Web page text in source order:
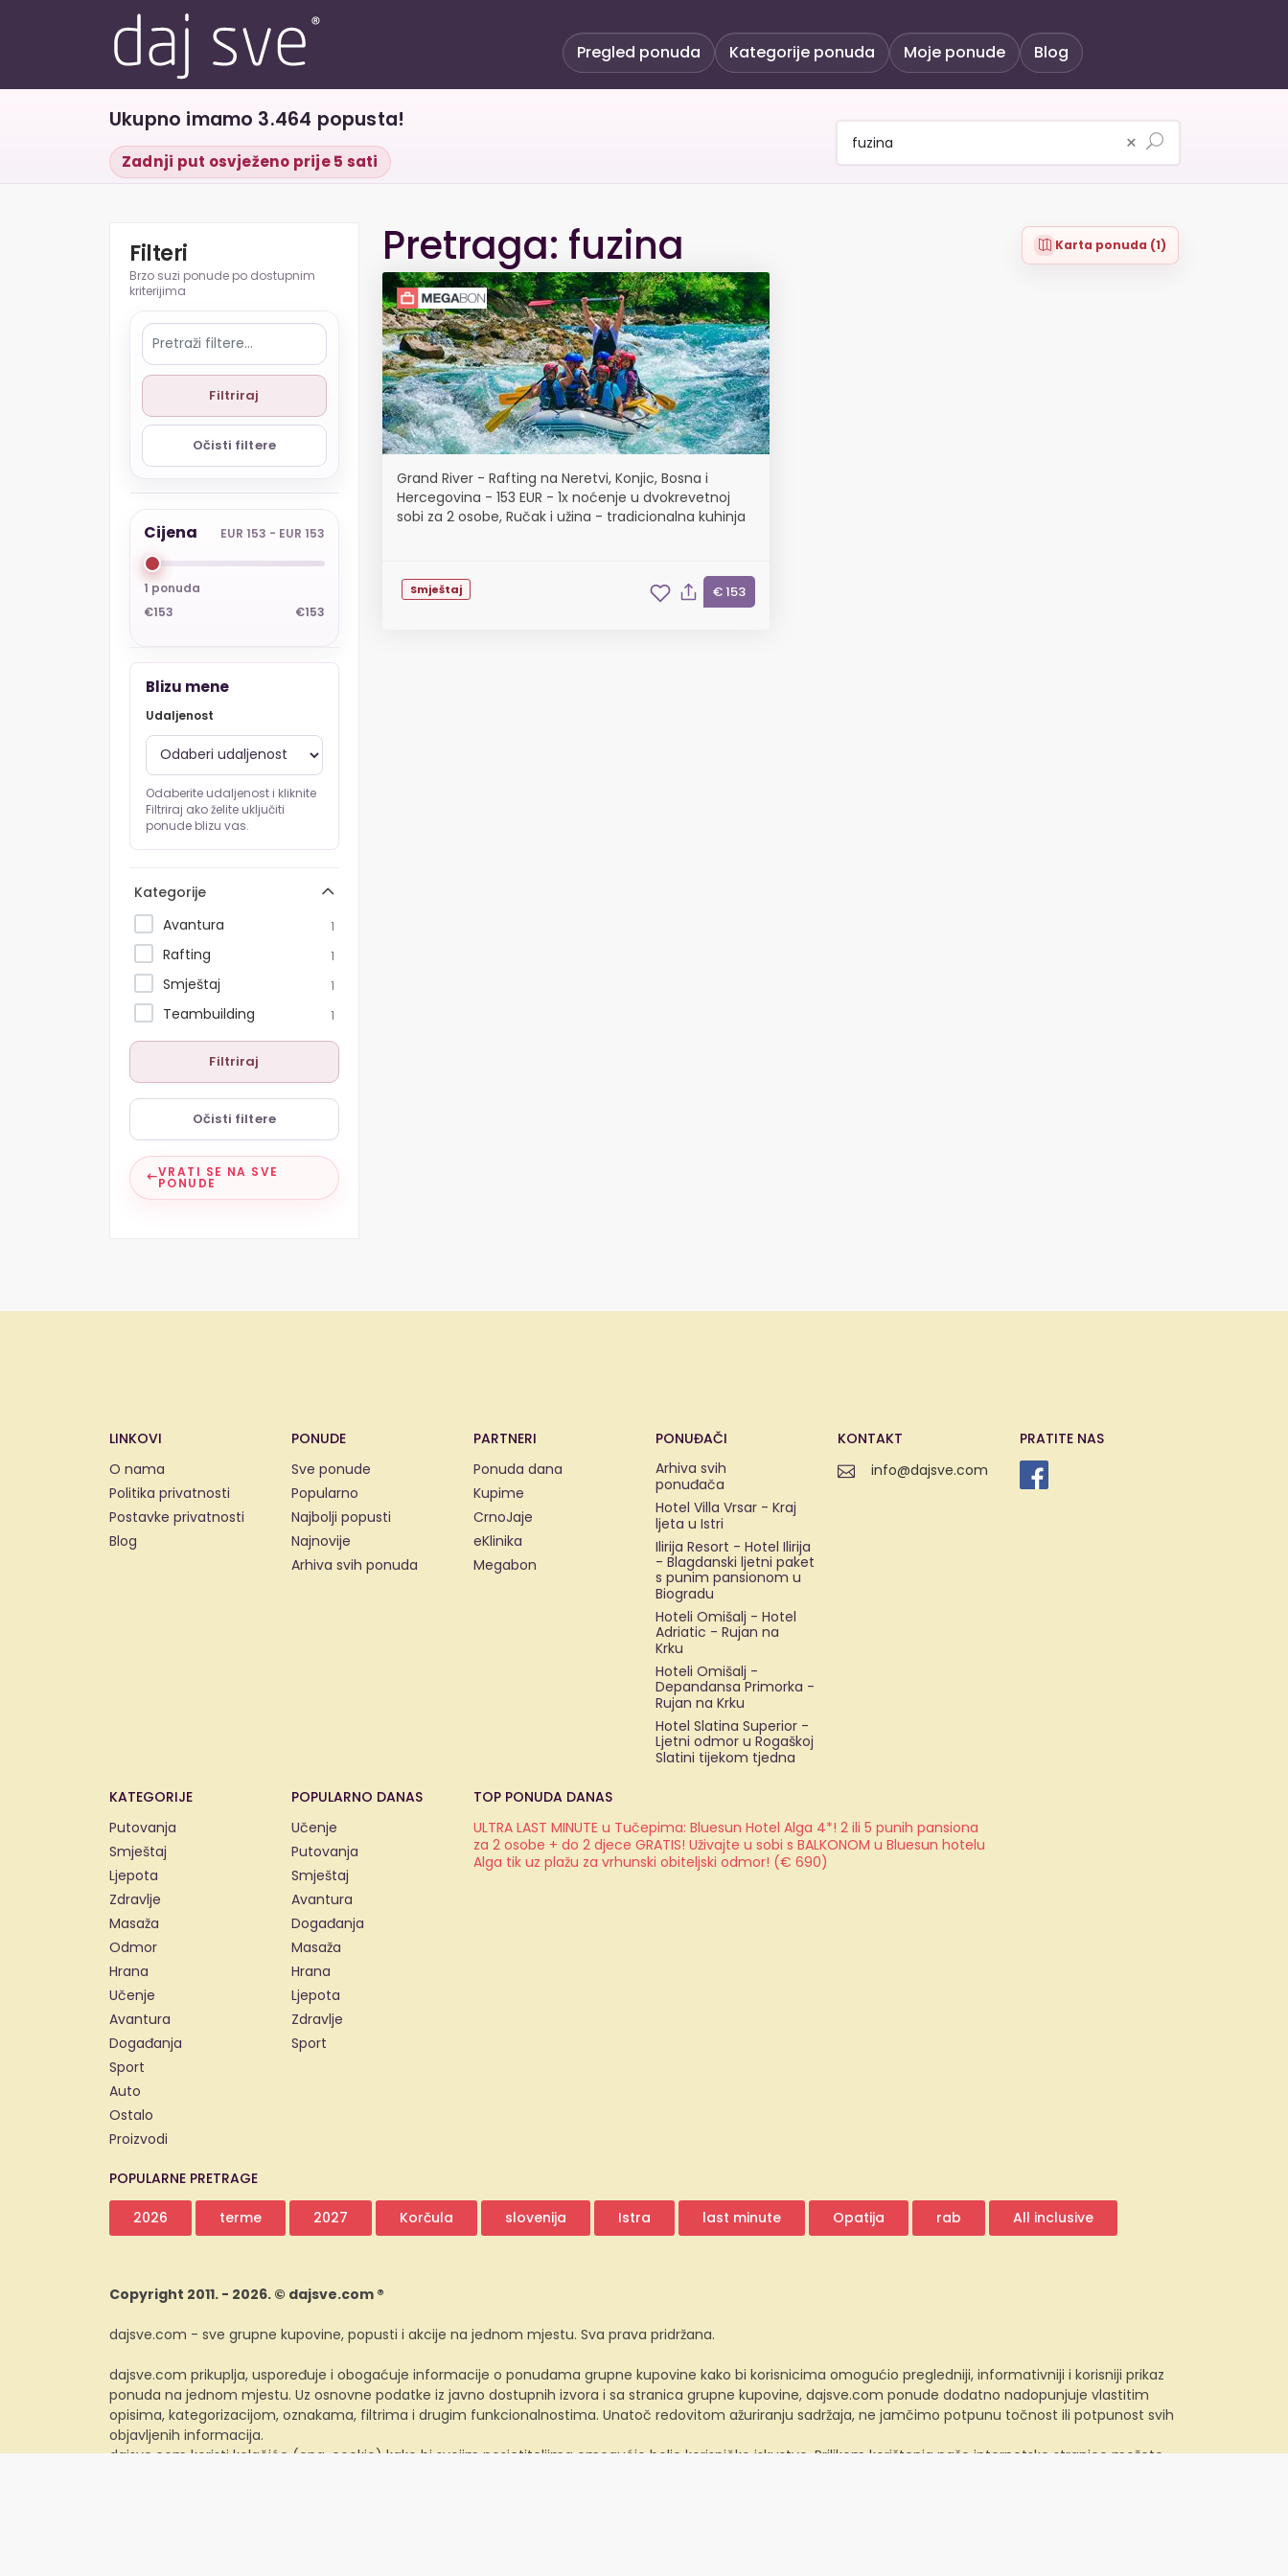
Pregled ponuda Kategorije ponuda Moje ponude Blog
Ukupno imamo 3.464 popusta!
Zadnji put osvježeno prije 5 sati
×
Filteri
Filtriraj
Očisti filtere
Cijena EUR 153 - EUR 153
1 ponuda
€153
€153
Blizu mene
Udaljenost
Odaberite udaljenost i kliknite
Filtriraj ako želite uključiti
ponude blizu vas.
Kategorije
Avantura
1
Rafting 1
Smještaj 1
Teambuilding 1
Filtriraj
Očisti filtere
VRATI SE NA SVE
PONUDE
Pretraga: fuzina Karta ponuda (1)
Grand River - Rafting na Neretvi, Konjic, Bosna i
Hercegovina - 153 EUR - 1x noćenje u dvokrevetnoj
sobi za 2 osobe, Ručak i užina - tradicionalna kuhinja
Smještaj € 153
LINKOVI
O nama
Politika privatnosti
Postavke privatnosti
Blog
PONUDE
Sve ponude
Popularno
Najbolji popusti
Najnovije
Arhiva svih ponuda
PARTNERI
Ponuda dana
Kupime
CrnoJaje
eKlinika
Megabon
PONUĐAČI
Arhiva svih
ponuđača
Hotel Villa Vrsar - Kraj
ljeta u Istri
Ilirija Resort - Hotel Ilirija
- Blagdanski ljetni paket
s punim pansionom u
Biogradu
Hoteli Omišalj - Hotel
Adriatic - Rujan na
Krku
Hoteli Omišalj -
Depandansa Primorka -
Rujan na Krku
Hotel Slatina Superior -
Ljetni odmor u Rogaškoj
Slatini tijekom tjedna
KONTAKT
info@dajsve.com
PRATITE NAS
KATEGORIJE
Putovanja
Smještaj
Ljepota
Zdravlje
Masaža
Odmor
Hrana
Učenje
Avantura
Događanja
Sport
Auto
Ostalo
Proizvodi
POPULARNO DANAS
Učenje
Putovanja
Smještaj
Avantura
Događanja
Masaža
Hrana
Ljepota
Zdravlje
Sport
TOP PONUDA DANAS
ULTRA LAST MINUTE u Tučepima: Bluesun Hotel Alga 4*! 2 ili 5 punih pansiona
za 2 osobe + do 2 djece GRATIS! Uživajte u sobi s BALKONOM u Bluesun hotelu
Alga tik uz plažu za vrhunski obiteljski odmor! (€ 690)
POPULARNE PRETRAGE
2026 terme 2027 Korčula slovenija Istra last minute Opatija rab All inclusive
Copyright 2011. - 2026. © dajsve.com ®
dajsve.com - sve grupne kupovine, popusti i akcije na jednom mjestu. Sva prava pridržana.
dajsve.com prikuplja, uspoređuje i obogaćuje informacije o ponudama grupne kupovine kako bi korisnicima omogućio pregledniji, informativniji i korisniji prikaz
ponuda na jednom mjestu. Uz osnovne podatke iz javno dostupnih izvora i sa stranica grupne kupovine, dajsve.com ponude dodatno nadopunjuje vlastitim
opisima, kategorizacijom, oznakama, filtrima i drugim funkcionalnostima. Unatoč redovitom ažuriranju sadržaja, ne jamčimo potpunu točnost ili potpunost svih
objavljenih informacija.
dajsve.com koristi kolačiće (eng. cookie) kako bi svojim posjetiteljima omogućio bolje korisničko iskustvo. Prilikom korištenja naše internetske stranice možete